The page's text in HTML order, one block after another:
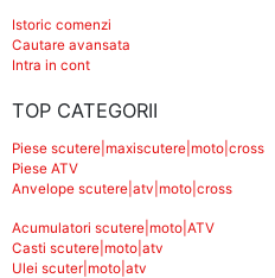
Istoric comenzi
Cautare avansata
Intra in cont
TOP CATEGORII
Piese scutere|maxiscutere|moto|cross
Piese ATV
Anvelope scutere|atv|moto|cross
Acumulatori scutere|moto|ATV
Casti scutere|moto|atv
Ulei scuter|moto|atv